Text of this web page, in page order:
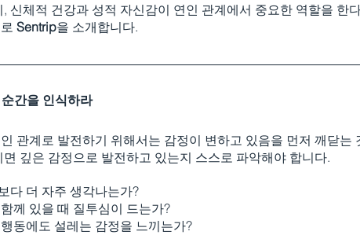
신체적 건강과 성적 자신감이 연인 관계에서 중요한 역할을 한
Sentrip을 소개합니다.
간을 인식하라
관계로 발전하기 위해서는 감정이 변하고 있음을 먼저 깨닫는
깊은 감정으로 발전하고 있는지 스스로 파악해야 합니다.
다 더 자주 생각나는가?
께 있을 때 질투심이 드는가?
동에도 설레는 감정을 느끼는가?